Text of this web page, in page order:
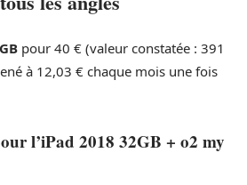
pour 40 € (valeur constatée : 391
à 12,03 € chaque mois une fois
l’iPad 2018 32GB + o2 my